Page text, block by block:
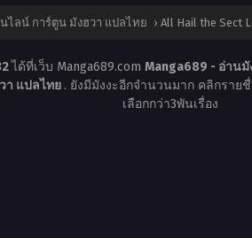
ไลน์ การ์ตูน มังฮวา แปลไทย › All Hail the Sect
ได้ที่เว็บ Manga689.com Manga689 - อ่าน
า แปลไทย . ยังมีมังงะอีกจำนวนมาก คลิกราย
เลือกกว่า3พันเรื่อง